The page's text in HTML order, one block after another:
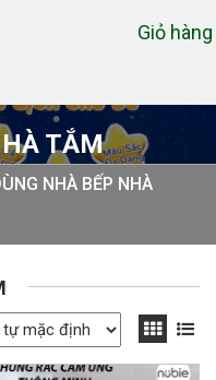
TẮM
NHÀ BẾP NHÀ
Giỏ hàng